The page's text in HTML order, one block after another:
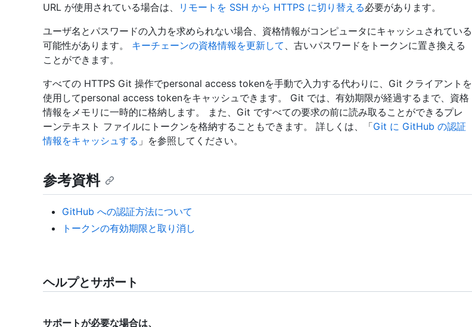
URL が使用されている場合は、
リモートを SSH から HTTPS に切り替える必要があります。
ユーザ名とパスワードの入力を求められない場合、資格情報がコンピュータにキャッシュされている
可能性があります。 キーチェーンの資格情報を更新して 、古いパスワードをトークンに置き換える
ことができます。
すべての HTTPS Git 操作でpersonal access tokenを手動で入力する代わりに、Git クライアントを
使用してpersonal access tokenをキャッシュできます。 Git では、有効期限が経過するまで、資格
情報をメモリに一時的に格納します。 また、Git ですべての要求の前に読み取ることができるプレ
ーンテキスト ファイルにトークンを格納することもできます。 詳しくは、「Git に GitHub の認証
情報をキャッシュする 」を参照してください。
参考資料
GitHub への認証方法について
トークンの有効期限と取り消し
ヘルプとサポート
サポートが必要な場合は、